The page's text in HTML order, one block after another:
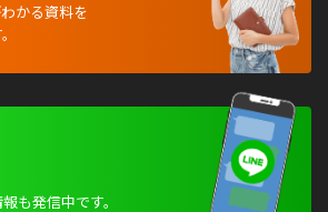
かる資料を
も発信中です。